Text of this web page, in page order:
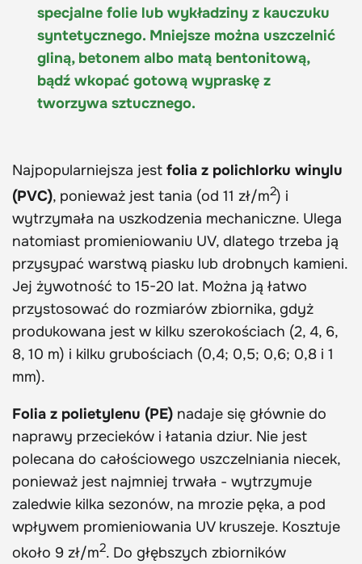
specjalne folie lub wykładziny z kauczuku
syntetycznego. Mniejsze można uszczelnić
gliną, betonem albo matą bentonitową,
bądź wkopać gotową wypraskę z
tworzywa sztucznego.
Najpopularniejsza jest folia z polichlorku winylu
(PVC), ponieważ jest tania (od 11 zł/m2) i
wytrzymała na uszkodzenia mechaniczne. Ulega
natomiast promieniowaniu UV, dlatego trzeba ją
przysypać warstwą piasku lub drobnych kamieni.
Jej żywotność to 15-20 lat. Można ją łatwo
przystosować do rozmiarów zbiornika, gdyż
produkowana jest w kilku szerokościach (2, 4, 6,
8, 10 m) i kilku grubościach (0,4; 0,5; 0,6; 0,8 i 1
mm).
Folia z polietylenu (PE) nadaje się głównie do
naprawy przecieków i łatania dziur. Nie jest
polecana do całościowego uszczelniania niecek,
ponieważ jest najmniej trwała - wytrzymuje
zaledwie kilka sezonów, na mrozie pęka, a pod
wpływem promieniowania UV kruszeje. Kosztuje
około 9 zł/m2. Do głębszych zbiorników